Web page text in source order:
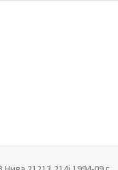
персональных